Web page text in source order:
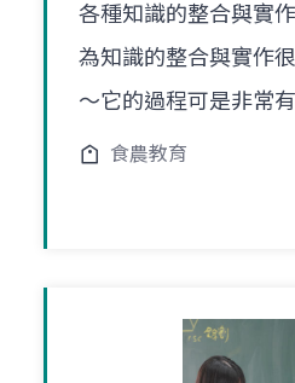
各種知識的整合與實
為知識的整合與實作
～它的過程可是非常
食農教育